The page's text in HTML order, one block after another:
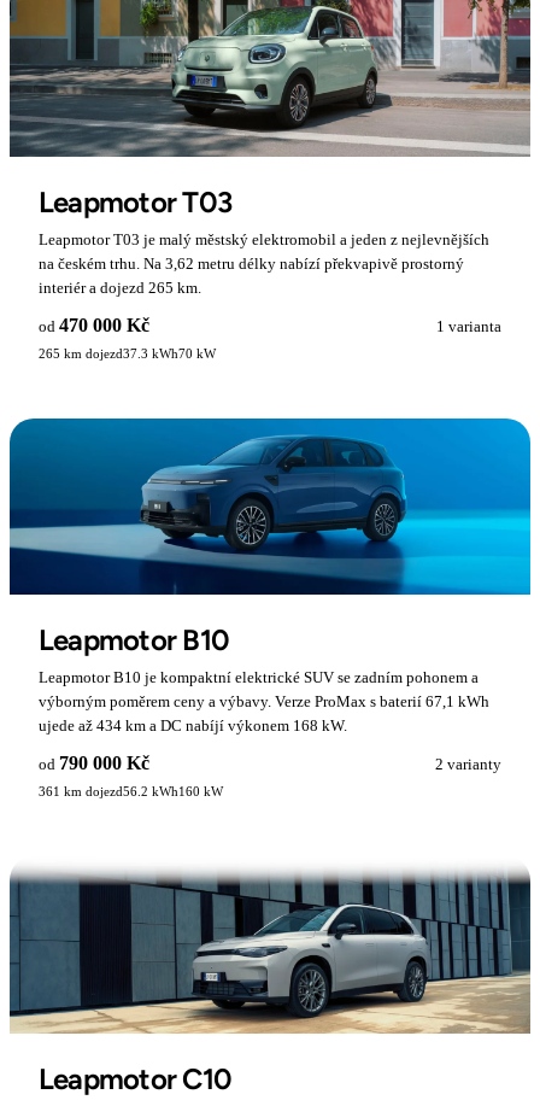
Leapmotor T03
Leapmotor T03 je malý městský elektromobil a jeden z nejlevnějších
na českém trhu. Na 3,62 metru délky nabízí překvapivě prostorný
interiér a dojezd 265 km.
od 470 000 Kč 1 varianta
265 km dojezd37.3 kWh70 kW
Leapmotor B10
Leapmotor B10 je kompaktní elektrické SUV se zadním pohonem a
výborným poměrem ceny a výbavy. Verze ProMax s baterií 67,1 kWh
ujede až 434 km a DC nabíjí výkonem 168 kW.
od 790 000 Kč 2 varianty
361 km dojezd56.2 kWh160 kW
Leapmotor C10